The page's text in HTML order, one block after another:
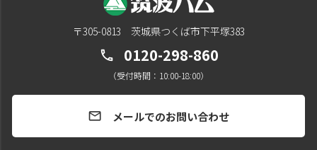
〒305-0813 茨城県つくば市下平塚383
call 0120-298-860
（受付時間：10:00-18:00）
mail メールでのお問い合わせ